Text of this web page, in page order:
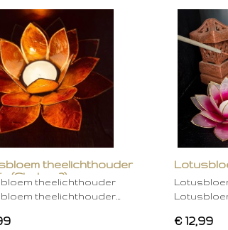
theelichthouder
(Chakra 2)
theelichthouder
theelichthouder…
rose
€ 12,99